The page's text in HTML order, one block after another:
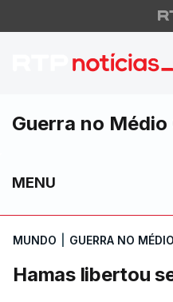
Hamas
Guerra no
MENU
MUNDO GUERRA NO
Hamas libertou